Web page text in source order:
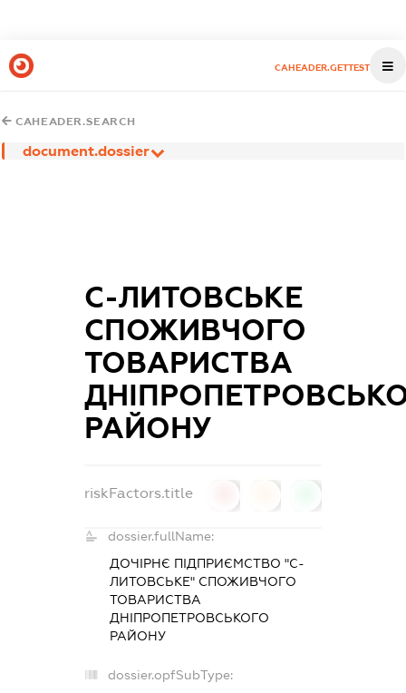
CAHEADER.GETTEST
CAHEADER.SEARCH
document.dossier
С-ЛИТОВСЬКЕ
СПОЖИВЧОГО
ТОВАРИСТВА
РАЙОНУ
riskFactors.title
dossier.fullName:
ДОЧІРНЄ ПІДПРИЄМСТВО "С-
ЛИТОВСЬКЕ" СПОЖИВЧОГО
ТОВАРИСТВА
ДНІПРОПЕТРОВСЬКОГО
РАЙОНУ
dossier.opfSubType: